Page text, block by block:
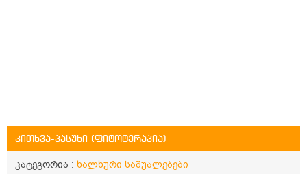
კითხვა-პასუხი (ფიტოტერაპია)
კატეგორია : ხალხური საშუალებები